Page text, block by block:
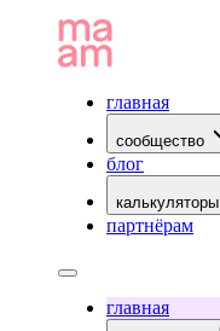
главная
сообщество
блог
калькуляторы
партнёрам
главная